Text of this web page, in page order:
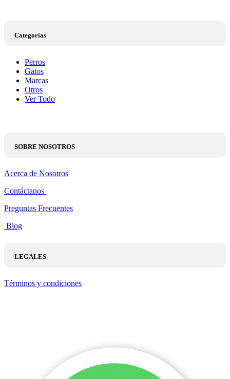
Categorías
Perros
Gatos
Marcas
Otros
Ver Todo
SOBRE NOSOTROS
Acerca de Nosotros
Contáctanos
Preguntas Frecuentes
Blog
LEGALES
Términos y condiciones